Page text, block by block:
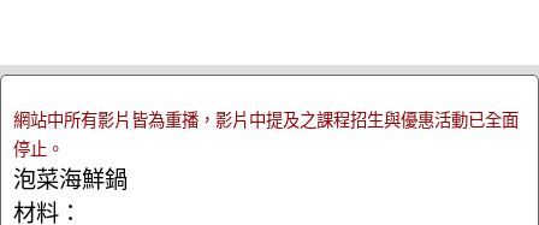
網站中所有影片皆為重播，影片中提及之課程招生與優惠活動已全面
停止。
泡菜海鮮鍋
材料：